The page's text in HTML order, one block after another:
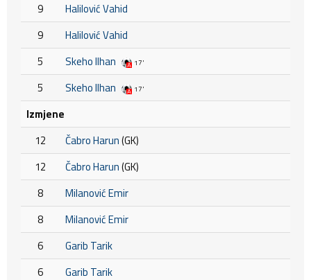
9
Halilović Vahid
9
Halilović Vahid
5
Skeho Ilhan 17'
5 Skeho Ilhan 17'
Izmjene
12
Čabro Harun(GK)
12
Čabro Harun(GK)
8
Milanović Emir
8
Milanović Emir
6
Garib Tarik
6
Garib Tarik